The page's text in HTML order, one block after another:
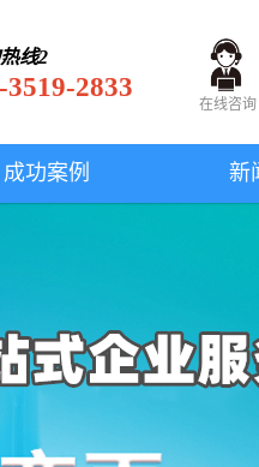
线2
3519-2833
在线咨询
成功案例 新